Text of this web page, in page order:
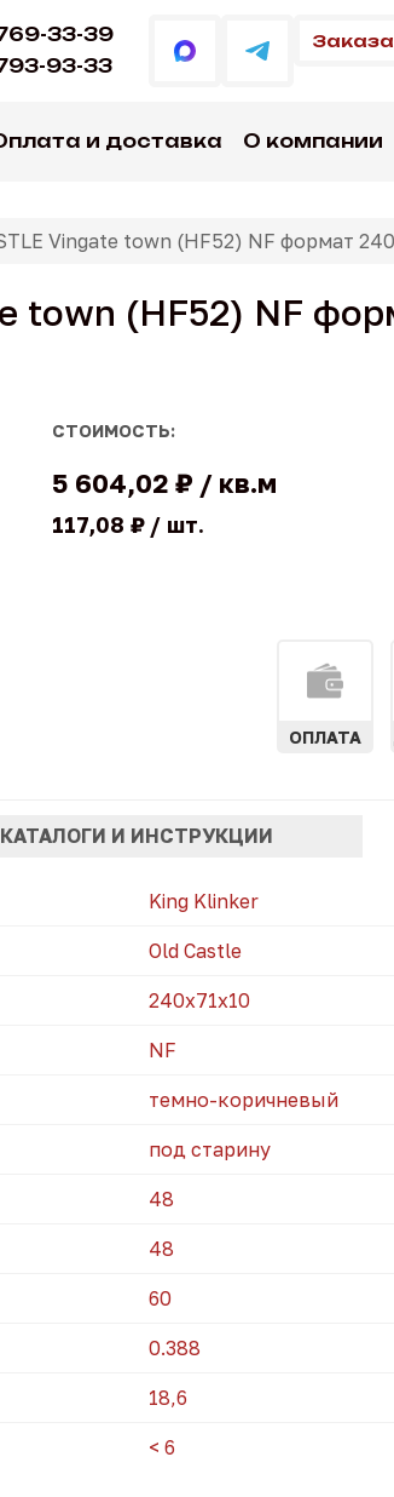
33-39
93-33
и доставка О компании
Vingate town (HF52) NF формат
town (HF52) NF
СТОИМОСТЬ:
5 604,02 ₽ кв.м
117,08 ₽ шт.
ОПЛАТА
КАТАЛОГИ И ИНСТРУКЦИИ
King Klinker
Old Castle
240х71х10
NF
темно-коричневый
под старину
48
48
60
0.388
18,6
< 6